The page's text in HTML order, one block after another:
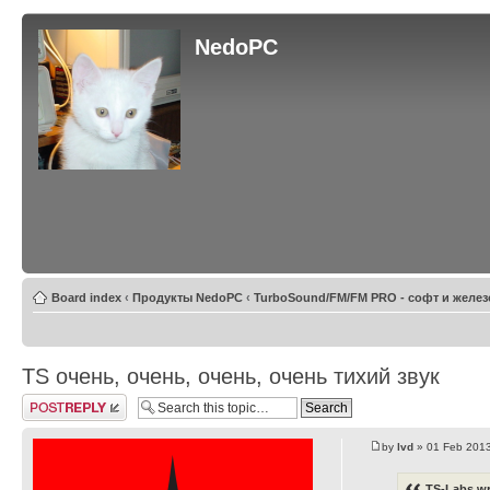
NedoPC
Board index ‹ Продукты NedoPC ‹ TurboSound/FM/FM PRO - софт и
TS очень, очень, очень, очень тихий звук
Post a reply
bylvd » 01 Feb